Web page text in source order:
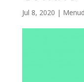
Jul 8, 2020 |